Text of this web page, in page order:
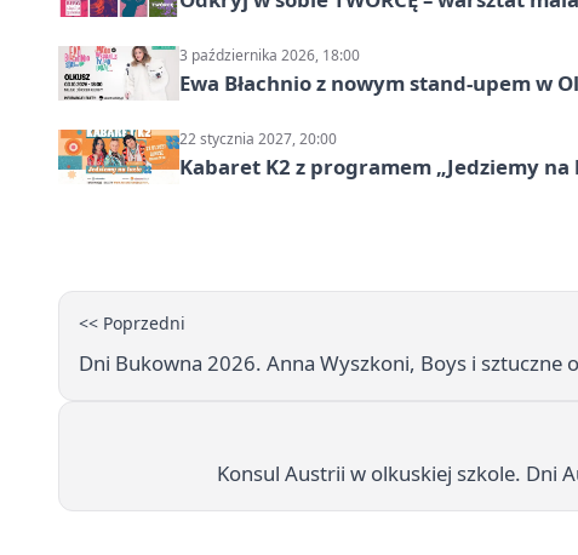
3 października 2026, 18:00
Ewa Błachnio z nowym stand-upem w
22 stycznia 2027, 20:00
Kabaret K2 z programem „Jedziemy na
<< Poprzedni
Dni Bukowna 2026. Anna Wyszkoni, Boys i sztuczne
Konsul Austrii w olkuskiej szkole. Dni